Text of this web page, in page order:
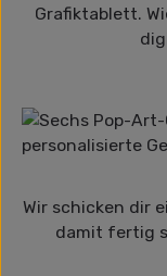
Grafiktablett.
Wir schicken dir
damit fertig